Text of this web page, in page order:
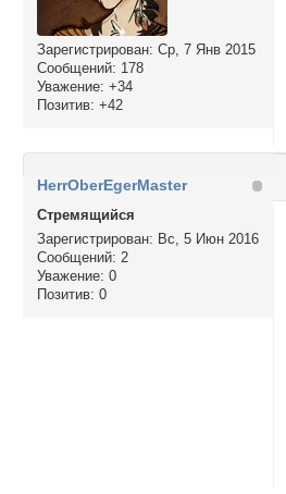
Зарегистрирован: Ср, 7 Янв 2015
Сообщений: 178
Уважение: +34
Позитив: +42
HerrOberEgerMaster
Стремящийся
Зарегистрирован: Вс, 5 Июн 2016
Сообщений: 2
Уважение: 0
Позитив: 0